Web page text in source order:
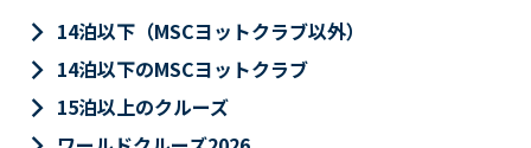
keyboard_arrow_right 14泊以下（MSCヨットクラブ以外）
keyboard_arrow_right 14泊以下のMSCヨットクラブ
keyboard_arrow_right 15泊以上のクルーズ